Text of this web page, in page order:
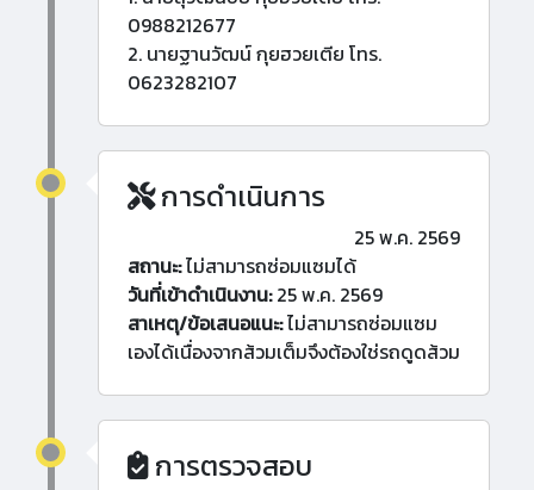
0988212677
2. นายฐานวัฒน์ กุยฮวยเตีย โทร.
0623282107
การดำเนินการ
25 พ.ค. 2569
สถานะ:ไม่สามารถซ่อมแซมได้
วันที่เข้าดำเนินงาน:25 พ.ค. 2569
สาเหตุ/ข้อเสนอแนะ:ไม่สามารถซ่อมแซม
เองได้เนื่องจากส้วมเต็มจึงต้องใช่รถดูดส้วม
การตรวจสอบ